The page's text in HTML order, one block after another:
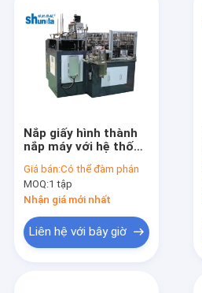
Nắp giấy hình thành
nắp máy với hệ thống
gian dài
Giá bán:Có thể đàm phán
MOQ:1 tập
Nhận giá mới nhất
Liên hệ với bây giờ